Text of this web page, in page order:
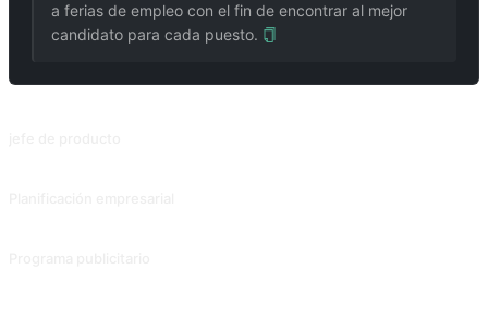
a ferias de empleo con el fin de encontrar al mejor
candidato para cada puesto.